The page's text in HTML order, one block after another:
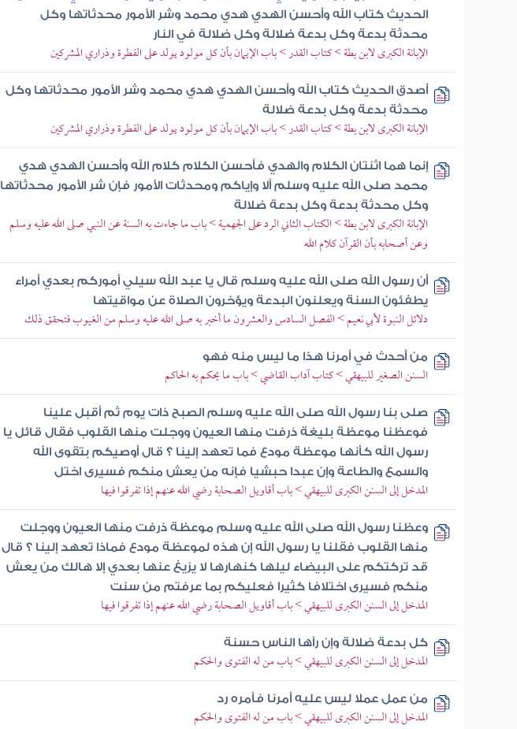
الحديث كتاب الله وأحسن الهدي هدي محمد وشر الأمور محدثاتها وكل
محدثة بدعة وكل بدعة ضلالة وكل ضلالة في النار
الإبانة الكبرى لابن بطة > كتاب القدر > باب الإيمان بأن كل مولود يولد على الفطرة وذراري المشركين
أصدق الحديث كتاب الله وأحسن الهدي هدي محمد وشر الأمور محدثاتها وكل
محدثة بدعة وكل بدعة ضلالة
الإبانة الكبرى لابن بطة > كتاب القدر > باب الإيمان بأن كل مولود يولد على الفطرة وذراري المشركين
إنما هما اثنتان الكلام والهدي فأحسن الكلام كلام الله وأحسن الهدي هدي
محمد صلى الله عليه وسلم ألا وإياكم ومحدثات الأمور فإن شر الأمور محدثاتها
وكل محدثة بدعة وكل بدعة ضلالة
الإبانة الكبرى لابن بطة > الكتاب الثاني الرد على الجهمية > باب ما جاءت به السنة عن النبي صلى الله عليه وسلم
وعن أصحابه بأن القرآن كلام الله
أن رسول الله صلى الله عليه وسلم قال يا عبد الله سيلي أموركم بعدي أمراء
يطفئون السنة ويعلنون البدعة ويؤخرون الصلاة عن مواقيتها
دلائل النبوة لأبي نعيم > الفصل السادس والعشرون ما أخبر به صلى الله عليه وسلم من الغيوب فتحقق ذلك
من أحدث في أمرنا هذا ما ليس منه فهو
السنن الصغير للبيهقي > كتاب آداب القاضي > باب ما يحكم به الحاكم
صلى بنا رسول الله صلى الله عليه وسلم الصبح ذات يوم ثم أقبل علينا
فوعظنا موعظة بليغة ذرفت منها العيون ووجلت منها القلوب فقال قائل يا
رسول الله كأنها موعظة مودع فما تعهد إلينا ؟ قال أوصيكم بتقوى الله
والسمع والطاعة وإن عبدا حبشيا فإنه من يعش منكم فسيرى اختل
المدخل إلى السنن الكبرى للبيهقي > باب أقاويل الصحابة رضي الله عنهم إذا تفرقوا فيها
وعظنا رسول الله صلى الله عليه وسلم موعظة ذرفت منها العيون ووجلت
منها القلوب فقلنا يا رسول الله إن هذه لموعظة مودع فماذا تعهد إلينا ؟ قال
قد تركتكم على البيضاء ليلها كنهارها لا يزيغ عنها بعدي إلا هالك من يعش
منكم فسيرى اختلافا كثيرا فعليكم بما عرفتم من سنت
المدخل إلى السنن الكبرى للبيهقي > باب أقاويل الصحابة رضي الله عنهم إذا تفرقوا فيها
كل بدعة ضلالة وإن رآها الناس حسنة
المدخل إلى السنن الكبرى للبيهقي > باب من له الفتوى والحكم
من عمل عملا ليس عليه أمرنا فأمره رد
المدخل إلى السنن الكبرى للبيهقي > باب من له الفتوى والحكم